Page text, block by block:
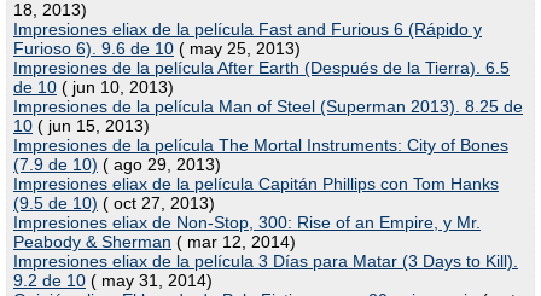
18, 2013)
Impresiones eliax de la película Fast and Furious 6 (Rápido y
Furioso 6). 9.6 de 10 ( may 25, 2013)
Impresiones de la película After Earth (Después de la Tierra). 6.5
de 10 ( jun 10, 2013)
Impresiones de la película Man of Steel (Superman 2013). 8.25 de
10 ( jun 15, 2013)
Impresiones de la película The Mortal Instruments: City of Bones
(7.9 de 10) ( ago 29, 2013)
Impresiones eliax de la película Capitán Phillips con Tom Hanks
(9.5 de 10) ( oct 27, 2013)
Impresiones eliax de Non-Stop, 300: Rise of an Empire, y Mr.
Peabody & Sherman ( mar 12, 2014)
Impresiones eliax de la película 3 Días para Matar (3 Days to Kill).
9.2 de 10 ( may 31, 2014)